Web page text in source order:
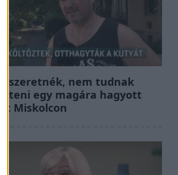
szeretnék, nem tudnak
egy magára hagyott
Miskolcon